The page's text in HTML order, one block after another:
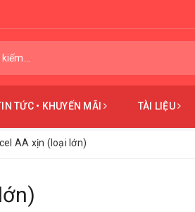
TỨC • KHUYẾN MÃI TÀI LIỆU
AA xịn (loại lớn)